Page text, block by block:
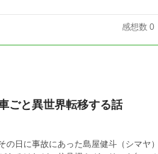
感想数 0
ごと異世界転移する話
日に事故にあった島屋健斗（シマヤ）は